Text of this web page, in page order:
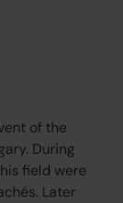
of the
During
field were
Later